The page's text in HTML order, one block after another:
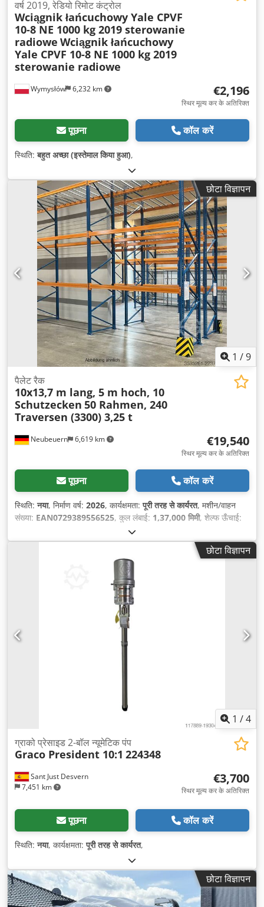
Wymysłów 6,232 km
वर्ष 2019, रेडियो रिमोट कंट्रोल
Wciągnik łańcuchowy Yale CPVF
10-8 NE 1000 kg 2019 sterowanie
radiowe Wciągnik łańcuchowy
Yale CPVF 10-8 NE 1000 kg 2019
sterowanie radiowe
€2,196
स्थिर मूल्य कर के अतिरिक्त
पूछना कॉल करें
स्थिति:बहुत अच्छा (इस्तेमाल किया हुआ),
छोटा विज्ञापन
1 /9
Neubeuern 6,619 km
पैलेट रैक
10x13,7 m lang, 5 m hoch, 10
Schutzecken 50 Rahmen, 240
Traversen (3300) 3,25 t
€19,540
स्थिर मूल्य कर के अतिरिक्त
पूछना कॉल करें
स्थिति:नया, निर्माण वर्ष: 2026, कार्यक्षमता:पूरी तरह से कार्यरत, मशीन/वाहन
संख्या: EAN0729389556525, कुल लंबाई: 1,37,000 मिमी, शेल्फ ऊँचाई:
, शेल्फ की पंक्तियों की संख्या:
ऊँचाई:5,000 मिमी, फ्रेम की चौड़ाई:1,100 मिमी, प्रत्येक ट्रस जोड़ी पर भार
, सपोर्ट की लंबाई:
छोटा विज्ञापन
1 /4
Sant Just Desvern
7,451 km
ग्राको प्रेसाइड 2-बॉल न्यूमेटिक पंप
Graco President 10:1 224348
€3,700
स्थिर मूल्य कर के अतिरिक्त
पूछना कॉल करें
स्थिति:नया, कार्यक्षमता:पूरी तरह से कार्यरत,
छोटा विज्ञापन